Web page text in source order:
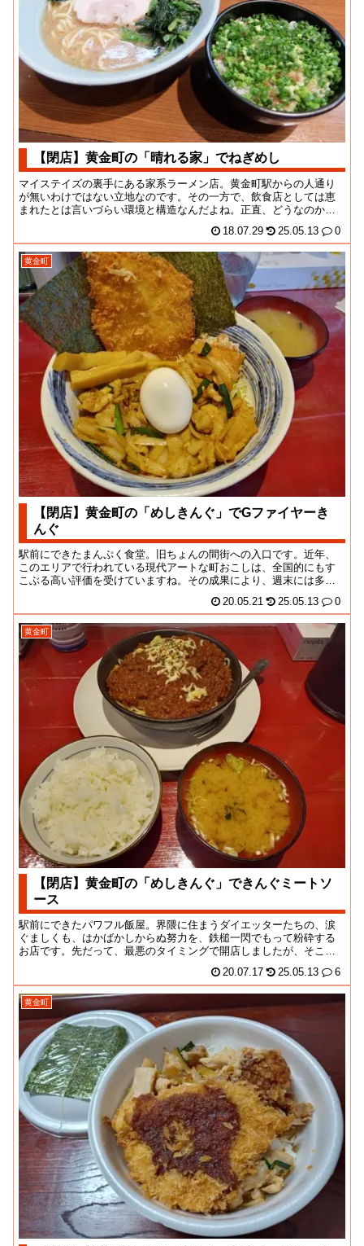
【閉店】黄金町の「晴れる家」でねぎめし
マイステイズの裏手にある家系ラーメン店。黄金町駅からの人通り
が無いわけではない立地なのです。その一方で、飲食店としては恵
まれたとは言いづらい環境と構造なんだよね。正直、どうなのかな
18.07.29 25.05.13 0
黄金町
【閉店】黄金町の「めしきんぐ」でGファイヤーき
んぐ
駅前にできたまんぷく食堂。旧ちょんの間街への入口です。近年、
このエリアで行われている現代アートな町おこしは、全国的にもす
こぶる高い評価を受けていますね。その成果により、週末には多く
20.05.21 25.05.13 0
黄金町
【閉店】黄金町の「めしきんぐ」できんぐミートソ
ース
駅前にできたパワフル飯屋。界隈に住まうダイエッターたちの、涙
ぐましくも、はかばかしからぬ努力を、鉄槌一閃でもって粉砕する
お店です。先だって、最悪のタイミングで開店しましたが、そこそ
20.07.17 25.05.13 6
黄金町